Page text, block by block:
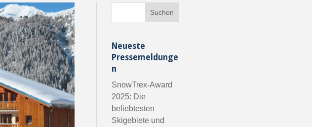
Neueste
Pressemeldunge
n
SnowTrex-Award
2025: Die
beliebtesten
Skigebiete und